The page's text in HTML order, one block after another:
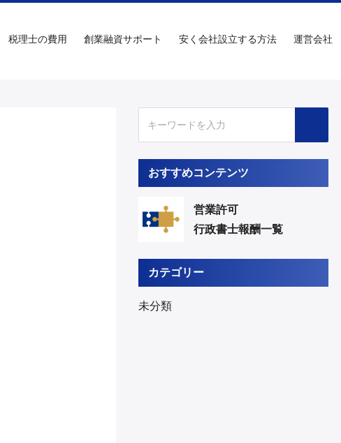
税理士の費用 創業融資サポート 安く会社設立する方法 運営会社
おすすめコンテンツ
営業許可
行政書士報酬一覧
カテゴリー
未分類